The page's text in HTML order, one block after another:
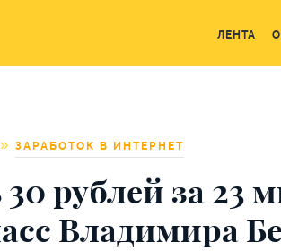
ЛЕНТА
ЗАРАБОТОК В ИНТЕРНЕТ
рублей за 23
Владимира